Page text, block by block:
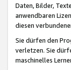
Daten, Bilder,
anwendbaren
diesen
Sie dürfen den
verletzen. Sie
maschinelles